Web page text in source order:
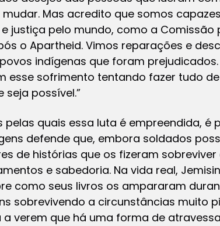
Mas acredito que somos
justiça pelo mundo, como a Comissão
o Apartheid. Vimos reparações e
indígenas que foram
esse sofrimento tentando fazer tudo de
possível.”
quais essa luta é empreendida, é
defende que, embora soldados
de histórias que os fizeram sobreviver
e sabedoria. Na vida real,
como seus livros os ampararam
sobrevivendo a circunstâncias muito
verem que há uma forma de